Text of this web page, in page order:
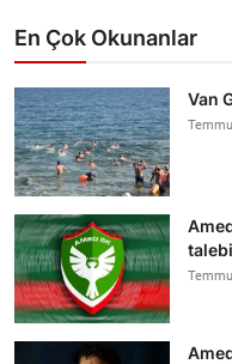
En Çok Okunanlar
Van